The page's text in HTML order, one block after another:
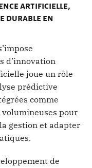
artificielle,
durable en
d’innovation
joue un rôle
prédictive
comme
pour
gestion et adapter
de